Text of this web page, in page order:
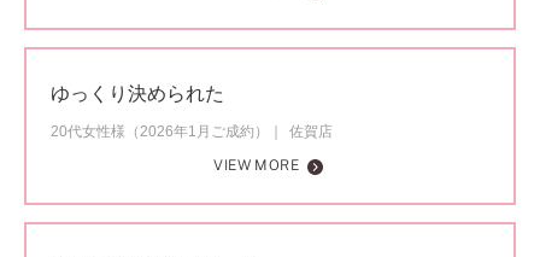
ゆっくり決められた
20代女性様（2026年1月ご成約）
佐賀店
VIEW MORE